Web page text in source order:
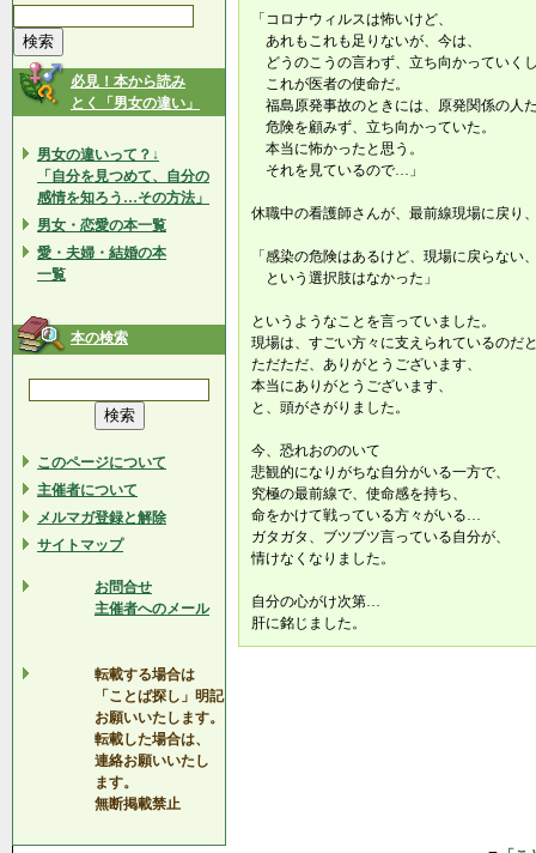
必見！本から読み
とく「男女の違い」
男女の違いって？↓
「自分を見つめて、自分の
感情を知ろう…その方法」
男女・恋愛の本一覧
愛・夫婦・結婚の本
一覧
本の検索
このページについて
主催者について
メルマガ登録と解除
サイトマップ
お問合せ
主催者へのメール
転載する場合は
「ことば探し」明記
お願いいたします。
転載した場合は、
連絡お願いいたし
ます。
無断掲載禁止
「コロナウィルスは怖いけど、
あれもこれも足りないが、今は、
どうのこうの言わず、立ち向かっていく
これが医者の使命だ。
福島原発事故のときには、原発関係の人
危険を顧みず、立ち向かっていた。
本当に怖かったと思う。
それを見ているので…」
休職中の看護師さんが、最前線現場に戻り
「感染の危険はあるけど、現場に戻らない
という選択肢はなかった」
というようなことを言っていました。
現場は、すごい方々に支えられているのだ
ただただ、ありがとうございます、
本当にありがとうございます、
と、頭がさがりました。
今、恐れおののいて
悲観的になりがちな自分がいる一方で、
究極の最前線で、使命感を持ち、
命をかけて戦っている方々がいる…
ガタガタ、ブツブツ言っている自分が、
情けなくなりました。
自分の心がけ次第…
肝に銘じました。